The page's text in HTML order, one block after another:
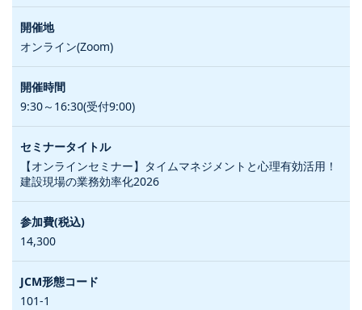
オンライン(Zoom)
9:30～16:30(受付9:00)
【オンラインセミナー】タイムマネジメントと心理有効活用！
建設現場の業務効率化2026
14,300
101-1